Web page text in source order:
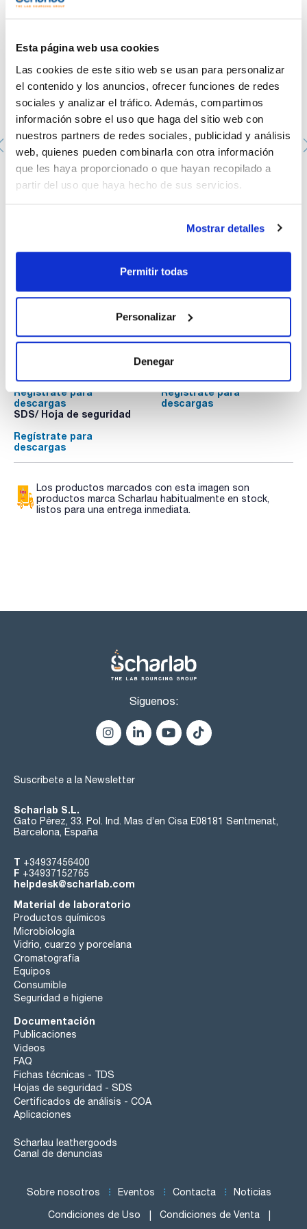
Esta página web usa cookies
Las cookies de este sitio web se usan para personalizar
el contenido y los anuncios, ofrecer funciones de redes
sociales y analizar el tráfico. Además, compartimos
información sobre el uso que haga del sitio web con
nuestros partners de redes sociales, publicidad y análisis
web, quienes pueden combinarla con otra información
que les haya proporcionado o que hayan recopilado a
partir del uso que haya hecho de sus servicios.
Mostrar detalles
Permitir todas
Personalizar
Denegar
- Conexión a la red: 220 a 240V, 50 a 60Hz
Bloque Heat-OnTM. RADLEYS. Bloque Heat-OnTM con
Mi precio: Comprar
Documentación técnica
Regístrate para
descargas
COA
Regístrate para
descargas
SDS/ Hoja de seguridad
Regístrate para
descargas
Los productos marcados con esta imagen son
productos marca Scharlau habitualmente en stock,
listos para una entrega inmediata.
Síguenos:
Suscríbete a la Newsletter
Scharlab S.L.
Gato Pérez, 33. Pol. Ind. Mas d’en Cisa E08181 Sentmenat,
Barcelona, España
T +34937456400
F +34937152765
helpdesk@scharlab.com
Material de laboratorio
Productos químicos
Microbiología
Vidrio, cuarzo y porcelana
Cromatografía
Equipos
Consumible
Seguridad e higiene
Documentación
Publicaciones
Videos
FAQ
Fichas técnicas - TDS
Hojas de seguridad - SDS
Certificados de análisis - COA
Aplicaciones
Scharlau leathergoods
Canal de denuncias
Sobre nosotros Eventos Contacta Noticias
Condiciones de Uso Condiciones de Venta